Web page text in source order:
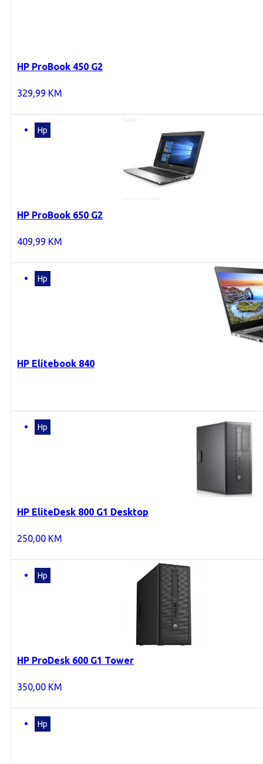
HP ProBook 450 G2
329,99 KM
HP ProBook 650 G2
409,99 KM
Hp
HP Elitebook 840
Hp
HP EliteDesk 800 G1 Desktop
250,00 KM
Hp
HP ProDesk 600 G1 Tower
350,00 KM
Hp
Hp